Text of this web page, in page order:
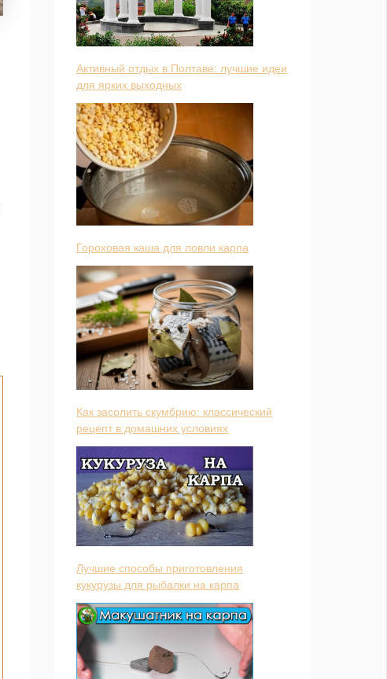
Активный отдых в Полтаве: лучшие идеи
для ярких выходных
Гороховая каша для ловли карпа
Как засолить скумбрию: классический
рецепт в домашних условиях
Лучшие способы приготовления
кукурузы для рыбалки на карпа